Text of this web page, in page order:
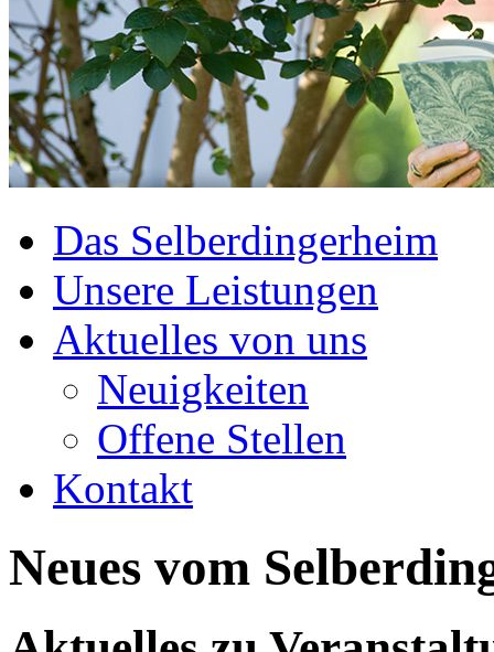
Das Selberdingerheim
Unsere Leistungen
Aktuelles von uns
Neuigkeiten
Offene Stellen
Kontakt
Neues vom